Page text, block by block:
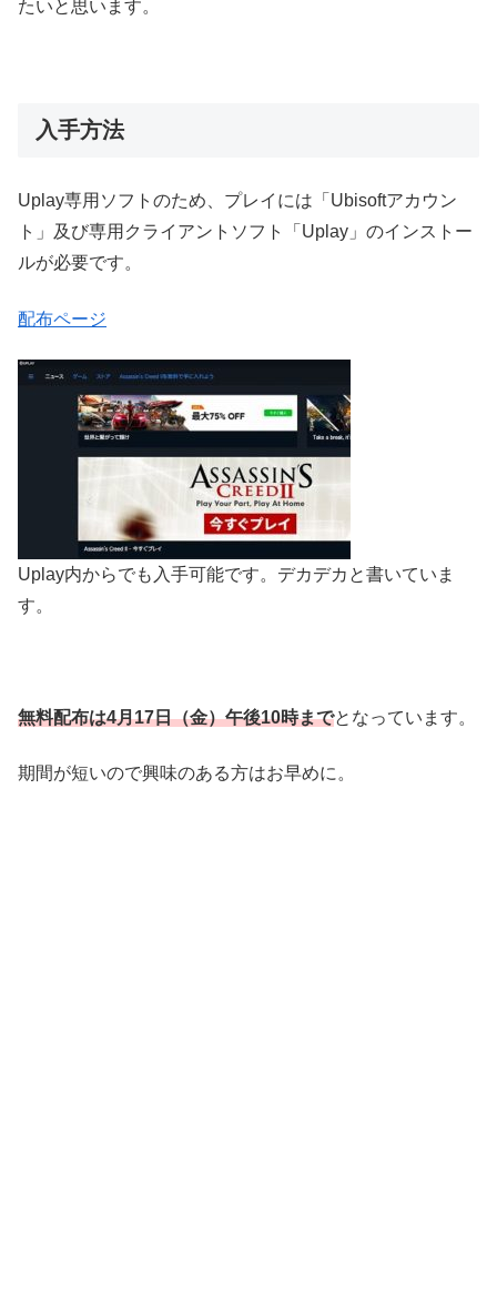
たいと思います。
入手方法
Uplay専用ソフトのため、プレイには「Ubisoftアカウン
ト」及び専用クライアントソフト「Uplay」のインストー
ルが必要です。
配布ページ
Uplay内からでも入手可能です。デカデカと書いていま
す。
無料配布は4月17日（金）午後10時までとなっています。
期間が短いので興味のある方はお早めに。